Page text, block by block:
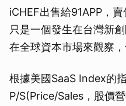
iCHEF出售給91APP，
只是一個發生在台灣新
在全球資本市場來觀察
根據美國SaaS Index的
P/S(Price/Sales，股價